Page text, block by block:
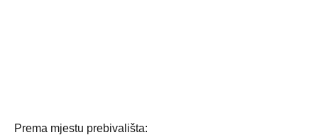
Prema mjestu prebivališta: